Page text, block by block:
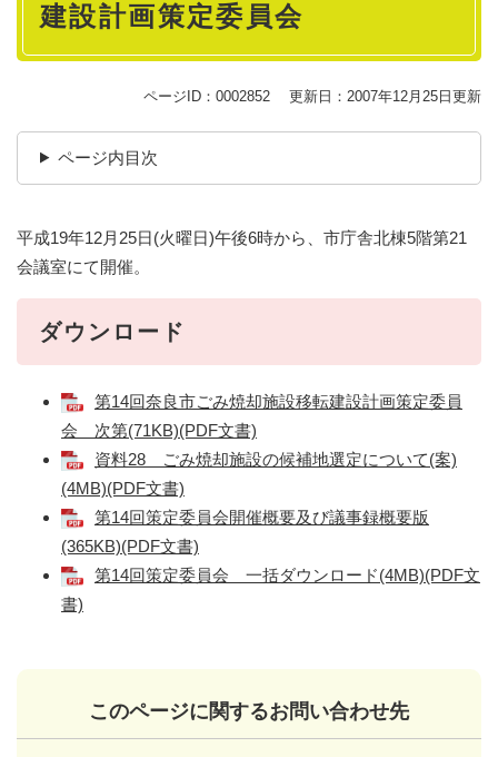
建設計画策定委員会
ページID：0002852 更新日：2007年12月25日更新
ページ内目次
平成19年12月25日(火曜日)午後6時から、市庁舎北棟5階第21
会議室にて開催。
ダウンロード
第14回奈良市ごみ焼却施設移転建設計画策定委員
会 次第(71KB)(PDF文書)
資料28 ごみ焼却施設の候補地選定について(案)
(4MB)(PDF文書)
第14回策定委員会開催概要及び議事録概要版
(365KB)(PDF文書)
第14回策定委員会 一括ダウンロード(4MB)(PDF文
書)
このページに関するお問い合わせ先